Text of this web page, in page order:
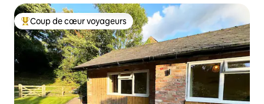
Coups de cœur voyageurs les plus appréciés
Coup de cœur voyageurs